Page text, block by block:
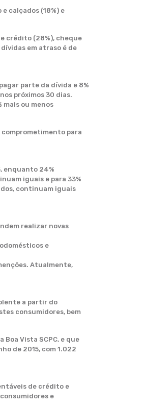
calçados (18%) e
crédito (28%), cheque
em atraso é de
parte da dívida e 8%
próximos 30 dias.
ou menos
comprometimento para
enquanto 24%
iguais e para 33%
continuam iguais
realizar novas
e
Atualmente,
a partir do
consumidores, bem
Vista SCPC, e que
de 2015, com 1.022
de crédito e
e